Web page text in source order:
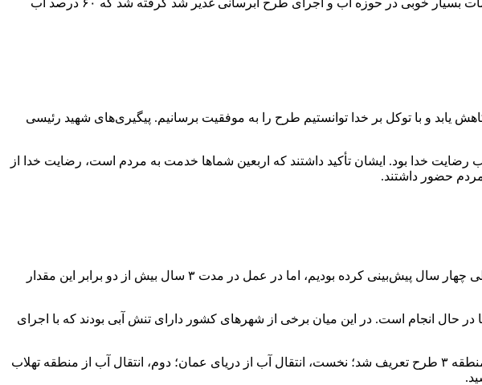
و با توکل بر خدا توانستیم طرح را به موفقیت برسانیم. پیگیری‌های شهید رئیسی
خدا بود. ایشان تأکید داشتند که اربعین شماها خدمت به مردم است، رضایت خدا از
حضور داشتند.
وی گفت: به گفته ایشان، موضوع آبرسانی برای مردم بسیار ارزشمند است، ما ۷۰۰ میلیون مترمکعب آبرسانی را طی چهار سال پیش‌بینی کرده بودیم، اما در عمل در مدت ۳ سال بیش از دو برابر این مقدار
۶ هزار روستا آبرسانی شدند و مابقی روستاها در حال انجام است. در این میان برخی از شهرهای کشور دارای تنش آبی بودند که با اجرای
وزیر نیرو در دولت سیزدهم اضافه کرد: آب شرب شهر زاهدان که از کشور همسایه وارد می‌شد برای تأمین آب این منطقه ۳ طرح تعریف شد؛ نخست، انتقال آب از دریای عمان؛ دوم، انتقال آب از منطقه تهلاب